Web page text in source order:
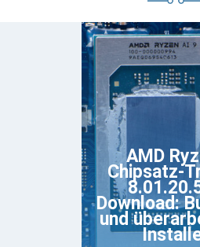
AMD
Chipsatz-
Download:
und